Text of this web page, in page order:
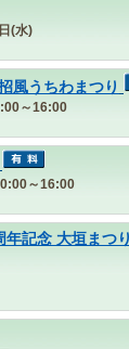
(水)
風うちわまつり
～16:00
～16:00
記念 大垣まつ